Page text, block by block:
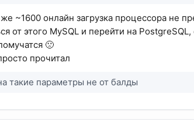
~1600 онлайн загрузка процессора не
от этого MySQL и перейти на
🙁
прочитал
такие параметры не от балды